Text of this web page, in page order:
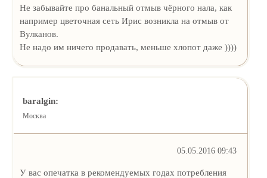
Не забывайте про банальный отмыв чёрного нала, как
например цветочная сеть Ирис возникла на отмыв от
Вулканов.
Не надо им ничего продавать, меньше хлопот даже ))))
baralgin:
Москва
05.05.2016 09:43
У вас опечатка в рекомендуемых годах потребления